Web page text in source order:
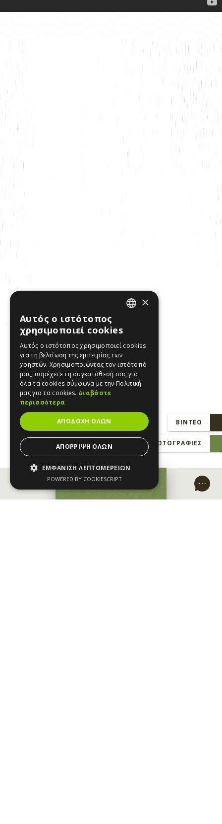
MAKE A REQUEST
ΒΊΝΤΕΟ
ΦΩΤΟΓΡΑΦΊΕΣ
×
Αυτός ο ιστότοπος
χρησιμοποιεί cookies
Αυτός ο ιστότοπος χρησιμοποιεί cookies
για τη βελτίωση της εμπειρίας των
χρηστών. Χρησιμοποιώντας τον ιστότοπό
μας, παρέχετε τη συγκατάθεσή σας για
όλα τα cookies σύμφωνα με την Πολιτική
μας για τα cookies. Διαβάστε
περισσότερα
ΑΠΟΔΟΧΉ ΌΛΩΝ
ΑΠΌΡΡΙΨΗ ΌΛΩΝ
ΕΜΦΆΝΙΣΗ ΛΕΠΤΟΜΕΡΕΙΏΝ
POWERED BY COOKIESCRIPT